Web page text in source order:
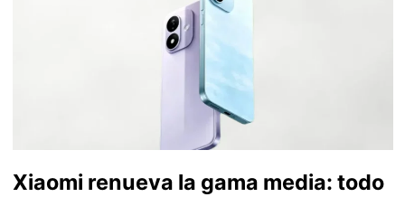
Xiaomi renueva la gama media: todo